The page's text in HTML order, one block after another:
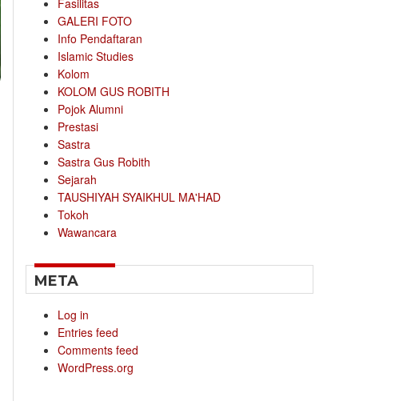
Fasilitas
GALERI FOTO
Info Pendaftaran
Islamic Studies
Kolom
KOLOM GUS ROBITH
Pojok Alumni
Prestasi
Sastra
Sastra Gus Robith
Sejarah
TAUSHIYAH SYAIKHUL MA'HAD
Tokoh
Wawancara
META
Log in
Entries feed
Comments feed
WordPress.org